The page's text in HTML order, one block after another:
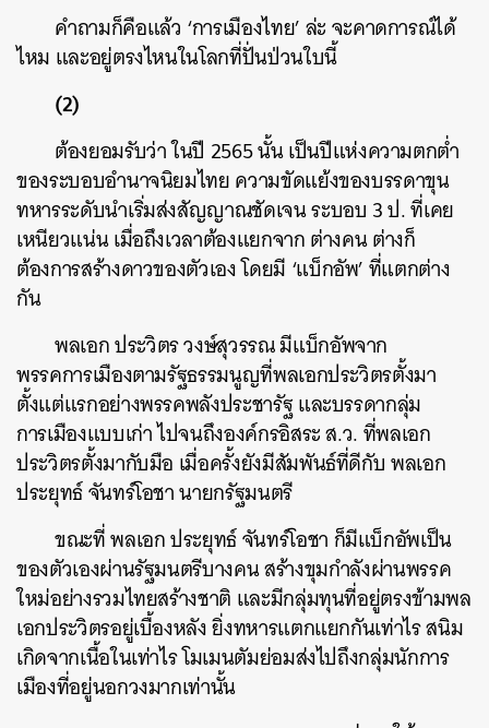
คำถามก็คือแล้ว ‘การเมืองไทย’ล่ะ จะคาดการณ์ได้
ไหม และอยู่ตรงไหนในโลกที่ปั่นป่วนใบนี้
(2)
ต้องยอมรับว่า ในปี 2565นั้น เป็นปีแห่งความตกต่ำ
ของระบอบอำนาจนิยมไทย ความขัดแย้งของบรรดาขุน
ทหารระดับนำเริ่มส่งสัญญาณชัดเจน ระบอบ 3ป. ที่เคย
เหนียวแน่น เมื่อถึงเวลาต้องแยกจาก ต่างคน ต่างก็
ต้องการสร้างดาวของตัวเอง โดยมี ‘แบ็กอัพ’ที่แตกต่าง
กัน
พลเอก ประวิตร วงษ์สุวรรณ มีแบ็กอัพจาก
พรรคการเมืองตามรัฐธรรมนูญที่พลเอกประวิตรตั้งมา
ตั้งแต่แรกอย่างพรรคพลังประชารัฐ​ และบรรดากลุ่ม
การเมืองแบบเก่า ไปจนถึงองค์กรอิสระ ส.ว. ที่พลเอก
ประวิตรตั้งมากับมือ เมื่อครั้งยังมีสัมพันธ์ที่ดีกับ พลเอก
ประยุทธ์ จันทร์โอชา นายกรัฐมนตรี
ขณะที่ พลเอก ประยุทธ์ จันทร์โอชา ก็มีแบ็กอัพเป็น
ของตัวเองผ่านรัฐมนตรีบางคน สร้างขุมกำลังผ่านพรรค
ใหม่อย่างรวมไทยสร้างชาติ และมีกลุ่มทุนที่อยู่ตรงข้ามพล
เอกประวิตรอยู่เบื้องหลัง ยิ่งทหารแตกแยกกันเท่าไร สนิม
เกิดจากเนื้อในเท่าไร โมเมนตัมย่อมส่งไปถึงกลุ่มนักการ
เมืองที่อยู่นอกวงมากเท่านั้น